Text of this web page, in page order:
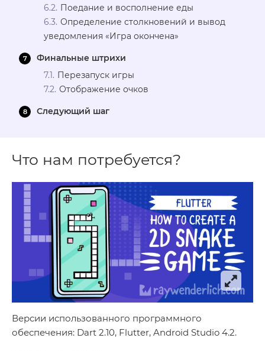
Поедание и восполнение еды
Определение столкновений и вывод
уведомления «Игра окончена»
Финальные штрихи
Перезапуск игры
Отображение очков
Следующий шаг
Что нам потребуется?
Версии использованного программного
обеспечения: Dart 2.10, Flutter, Android Studio 4.2.